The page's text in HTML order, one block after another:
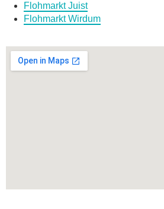
Flohmarkt Juist
Flohmarkt Wirdum